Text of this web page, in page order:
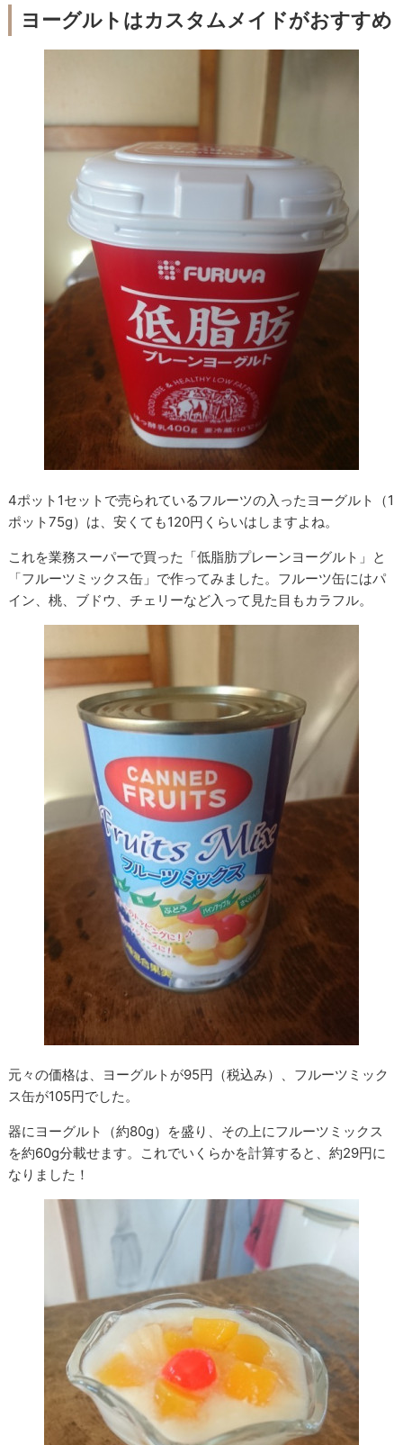
ヨーグルトはカスタムメイドがおすすめ
4ポット1セットで売られているフルーツの入ったヨーグルト（1
ポット75g）は、安くても120円くらいはしますよね。
これを業務スーパーで買った「低脂肪プレーンヨーグルト」と
「フルーツミックス缶」で作ってみました。フルーツ缶にはパ
イン、桃、ブドウ、チェリーなど入って見た目もカラフル。
元々の価格は、ヨーグルトが95円（税込み）、フルーツミック
ス缶が105円でした。
器にヨーグルト（約80g）を盛り、その上にフルーツミックス
を約60g分載せます。これでいくらかを計算すると、約29円に
なりました！